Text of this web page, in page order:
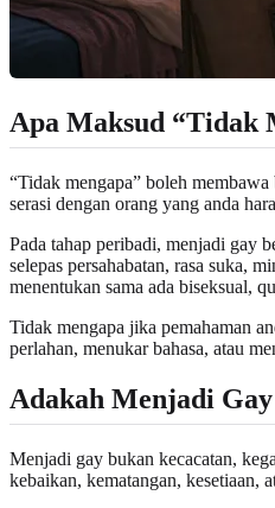
Apa Maksud “Tidak
“Tidak mengapa” boleh
serasi dengan orang yang anda
Pada tahap peribadi, menjadi gay
selepas persahabatan, rasa suka,
menentukan sama ada biseksual,
Tidak mengapa jika pemahaman
perlahan, menukar bahasa, atau
Adakah Menjadi Gay
Menjadi gay bukan kecacatan,
kebaikan, kematangan, kesetiaan,